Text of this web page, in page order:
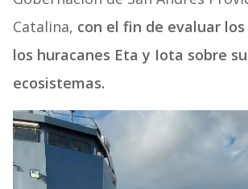
Catalina, con el fin de evaluar
los huracanes Eta y Iota sobre
ecosistemas.